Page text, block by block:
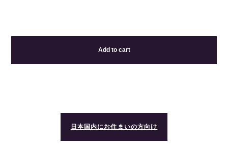
Add to cart
日本国内にお住まいの方向け